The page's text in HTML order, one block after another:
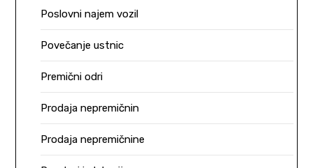
Poslovni najem vozil
Povečanje ustnic
Premični odri
Prodaja nepremičnin
Prodaja nepremičnine